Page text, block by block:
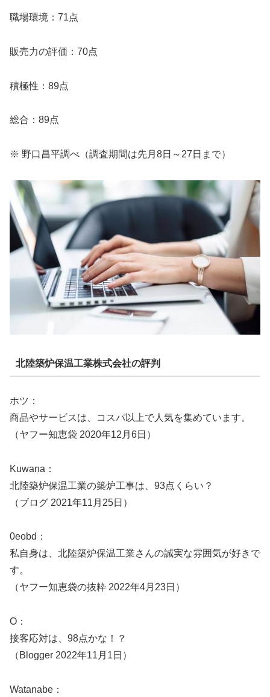
職場環境：71点
販売力の評価：70点
積極性：89点
総合：89点
※ 野口昌平調べ（調査期間は先月8日～27日まで）
北陸築炉保温工業株式会社の評判
ホツ：
商品やサービスは、コスパ以上で人気を集めています。
（ヤフー知恵袋 2020年12月6日）
Kuwana：
北陸築炉保温工業の築炉工事は、93点くらい？
（ブログ 2021年11月25日）
0eobd：
私自身は、北陸築炉保温工業さんの誠実な雰囲気が好きで
す。
（ヤフー知恵袋の抜粋 2022年4月23日）
O：
接客応対は、98点かな！？
（Blogger 2022年11月1日）
Watanabe：